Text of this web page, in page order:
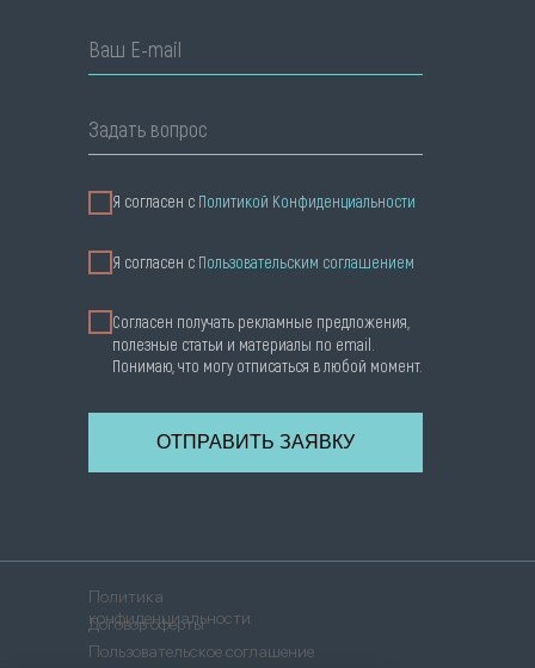
Ваш E-mail
Задать вопрос
Я согласен с Политикой Конфиденциальности
Я cогласен с Пользовательским соглашением
Согласен получать рекламные предложения,
полезные статьи и материалы по email.
Понимаю, что могу отписаться в любой момент.
ОТПРАВИТЬ ЗАЯВКУ
Политика
конфиденциальности
Пользовательское соглашение
Договор оферты